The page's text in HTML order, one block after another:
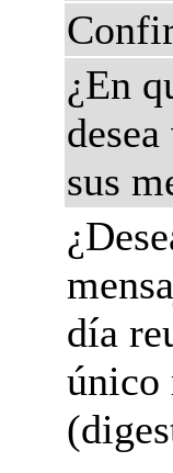
¿En
sus
día
único